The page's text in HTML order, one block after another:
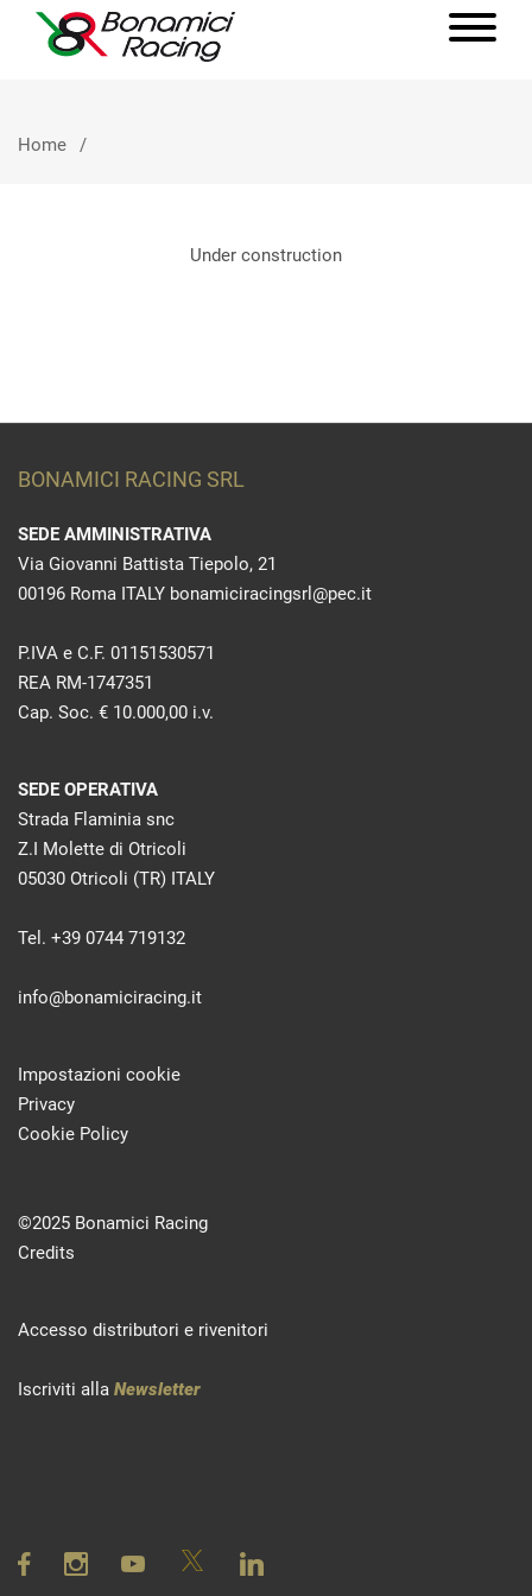
Home
Under construction
BONAMICI RACING SRL
SEDE AMMINISTRATIVA
Via Giovanni Battista Tiepolo, 21
00196 Roma ITALY bonamiciracingsrl@pec.it
P.IVA e C.F. 01151530571
REA RM-1747351
Cap. Soc. € 10.000,00 i.v.
SEDE OPERATIVA
Strada Flaminia snc
Z.I Molette di Otricoli
05030 Otricoli (TR) ITALY
Tel. +39 0744 719132
info@bonamiciracing.it
Impostazioni cookie
Privacy
Cookie Policy
©2025 Bonamici Racing
Credits
Accesso distributori e rivenitori
Iscriviti alla Newsletter